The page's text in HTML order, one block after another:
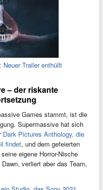
Trailer enthüllt
– der riskante
Games stammt, ist die
Supermassive hat sich
Dark Pictures Anthology, die
findet, und dem gefeierten
eigene Horror-Nische
verliert aber das Team,